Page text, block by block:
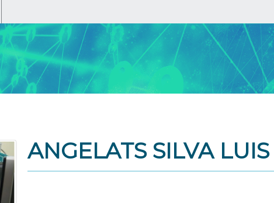
ANGELATS SILVA